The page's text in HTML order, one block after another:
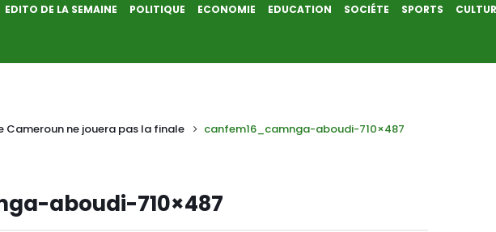
EDITO DE LA SEMAINE POLITIQUE ECONOMIE EDUCATION SOCIÉTE SPORTS
Cameroun ne jouera pas la finale canfem16_camnga-aboudi-710×487
aboudi-710×487